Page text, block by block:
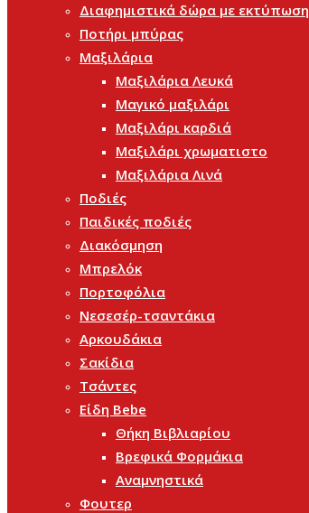
Διαφημιστικά δώρα με εκτύπωση
Ποτήρι μπύρας
Μαξιλάρια
Μαξιλάρια Λευκά
Μαγικό μαξιλάρι
Μαξιλάρι καρδιά
Μαξιλάρι χρωματιστο
Μαξιλάρια Λινά
Ποδιές
Παιδικές ποδιές
Διακόσμηση
Μπρελόκ
Πορτοφόλια
Νεσεσέρ-τσαντάκια
Αρκουδάκια
Σακίδια
Τσάντες
Είδη Bebe
Θήκη Βιβλιαρίου
Βρεφικά Φορμάκια
Αναμνηστικά
Φουτερ